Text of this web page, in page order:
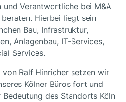
und Verantwortliche bei M&A
Hierbei liegt sein
Bau, Infrastruktur,
Anlagenbau, IT-Services,
Services.
von Ralf Hinricher setzen wir
Kölner Büros fort und
des Standorts Köln